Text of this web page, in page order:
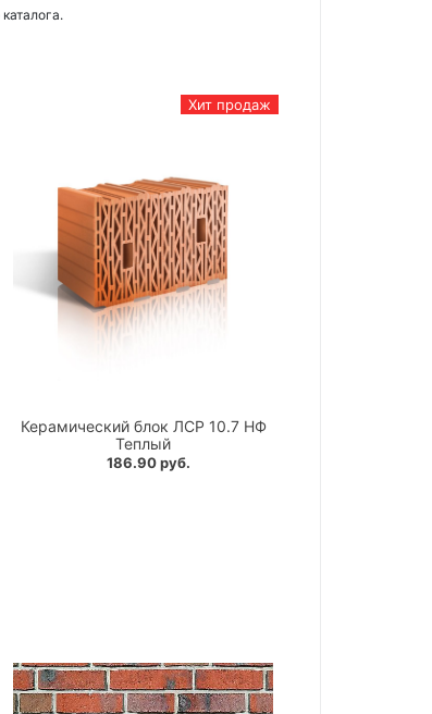
Хит продаж
Керамический блок ЛСР 10.7 НФ
Теплый
186.90 руб.